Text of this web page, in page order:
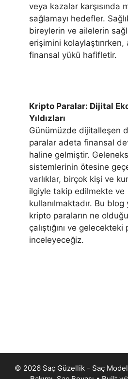
veya kazalar karşısında
sağlamayı hedefler.
bireylerin ve ailelerin
erişimini kolaylaştırırken,
finansal yükü hafifletir.
Kripto Paralar: Dijital
Yıldızları
Günümüzde dijitalleşen
paralar adeta finansal
haline gelmiştir.
sistemlerinin ötesine
varlıklar, birçok kişi ve
ilgiyle takip edilmekte ve
kullanılmaktadır. Bu blog
kripto paraların ne
çalıştığını ve
inceleyeceğiz.
© 2026 Saç Güzellik - Saç